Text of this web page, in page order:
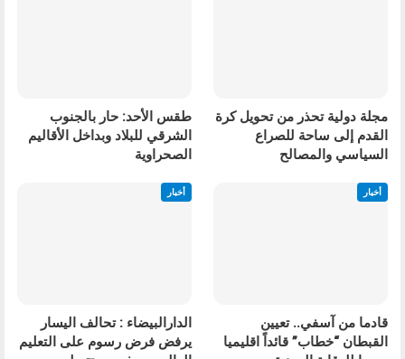
مجلة دولية تحذر من تحويل كرة
القدم إلى ساحة للصراع
السياسي والمصالح
طقس الأحد: حار بالجنوب
الشرقي للبلاد وبداخل الأقاليم
الصحراوية
أخبار
قادما من آسفي.. تعيين
القبطان “خطاب” قائداً اقليميا
أخبار
الدارالبيضاء : تحالف اليسار
يرفض فرض رسوم على التعليم